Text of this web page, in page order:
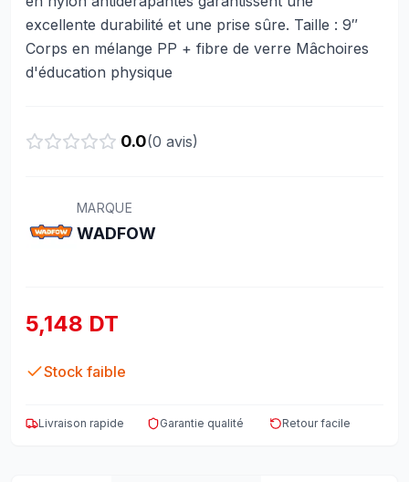
excellente durabilité et une prise sûre. Taille : 9″
Corps en mélange PP + fibre de verre Mâchoires
d'éducation physique
0.0(0 avis)
MARQUE
WADFOW
5,148 DT
Stock faible
Livraison rapide Garantie qualité Retour facile